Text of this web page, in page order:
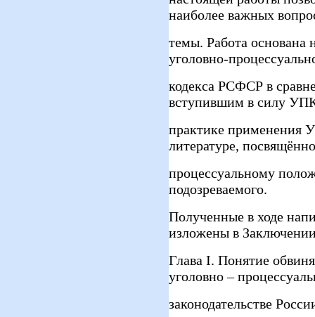
наиболее важных
темы. Работа основана
уголовно-
кодекса РСФСР в
вступившим в силу
практике применения
литературе,
процессуальному
подозреваемого.
Полученные в ходе
изложены в
Глава I. Понятие
уголовно –
законодательстве